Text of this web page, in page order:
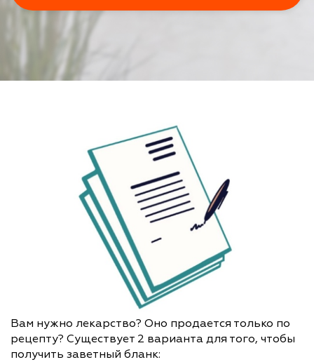
Вам нужно лекарство? Оно продается только по
рецепту? Существует 2 варианта для того, чтобы
получить заветный бланк: